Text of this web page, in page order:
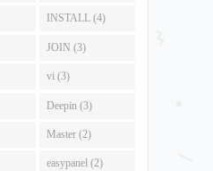
INSTALL (4)
JOIN (3)
vi (3)
Deepin (3)
Master (2)
easypanel (2)